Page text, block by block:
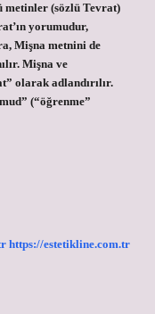
metinler (sözlü Tevrat)
yorumudur,
Mişna metnini de
Mişna ve
olarak adlandırılır.
(“öğrenme”
https://estetikline.com.tr